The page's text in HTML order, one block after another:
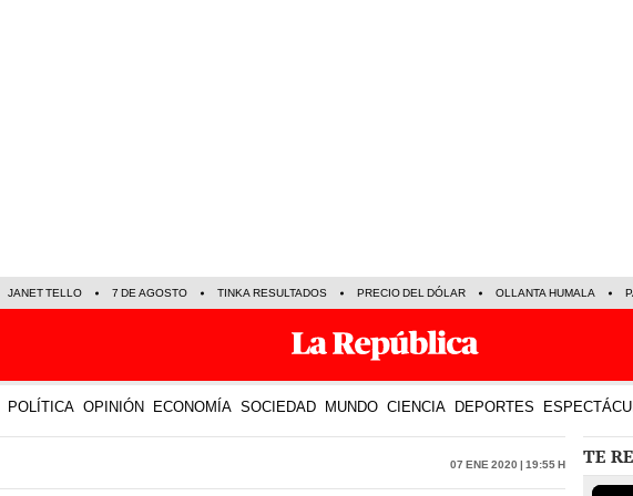
JANET TELLO 7 DE AGOSTO TINKA RESULTADOS PRECIO DEL DÓLAR OLLANTA HUMALA
POLÍTICA OPINIÓN ECONOMÍA SOCIEDAD MUNDO CIENCIA DEPORTES
07 Ene 2020 | 19:55 h TE